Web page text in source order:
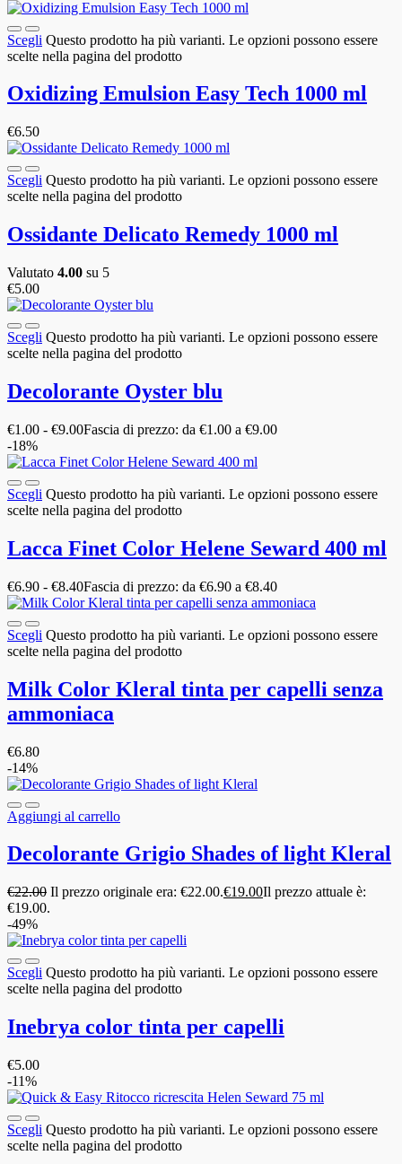
Scegli Questo prodotto ha più varianti. Le opzioni possono essere
scelte nella pagina del prodotto
Oxidizing Emulsion Easy Tech 1000 ml
€6.50
Scegli Questo prodotto ha più varianti. Le opzioni possono essere
scelte nella pagina del prodotto
Ossidante Delicato Remedy 1000 ml
Valutato 4.00 su 5
€5.00
Scegli Questo prodotto ha più varianti. Le opzioni possono essere
scelte nella pagina del prodotto
Decolorante Oyster blu
€1.00 - €9.00Fascia di prezzo: da €1.00 a €9.00
-18%
Scegli Questo prodotto ha più varianti. Le opzioni possono essere
scelte nella pagina del prodotto
Lacca Finet Color Helene Seward 400 ml
€6.90 - €8.40Fascia di prezzo: da €6.90 a €8.40
Scegli Questo prodotto ha più varianti. Le opzioni possono essere
scelte nella pagina del prodotto
Milk Color Kleral tinta per capelli senza
ammoniaca
€6.80
-14%
Aggiungi al carrello
Decolorante Grigio Shades of light Kleral
€22.00 Il prezzo originale era: €22.00.€19.00Il prezzo attuale è:
€19.00.
-49%
Scegli Questo prodotto ha più varianti. Le opzioni possono essere
scelte nella pagina del prodotto
Inebrya color tinta per capelli
€5.00
-11%
Scegli Questo prodotto ha più varianti. Le opzioni possono essere
scelte nella pagina del prodotto